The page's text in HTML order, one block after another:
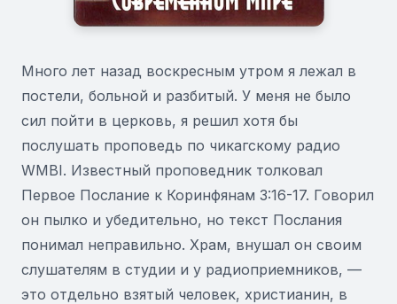
Много лет назад воскресным утром я лежал в
постели, больной и разбитый. У меня не было
сил пойти в церковь, я решил хотя бы
послушать проповедь по чикагскому радио
WMBI. Известный проповедник толковал
Первое Послание к Коринфянам 3:16-17. Говорил
он пылко и убедительно, но текст Послания
понимал неправильно. Храм, внушал он своим
слушателям в студии и у радиоприемников, —
это отдельно взятый человек, христианин, в